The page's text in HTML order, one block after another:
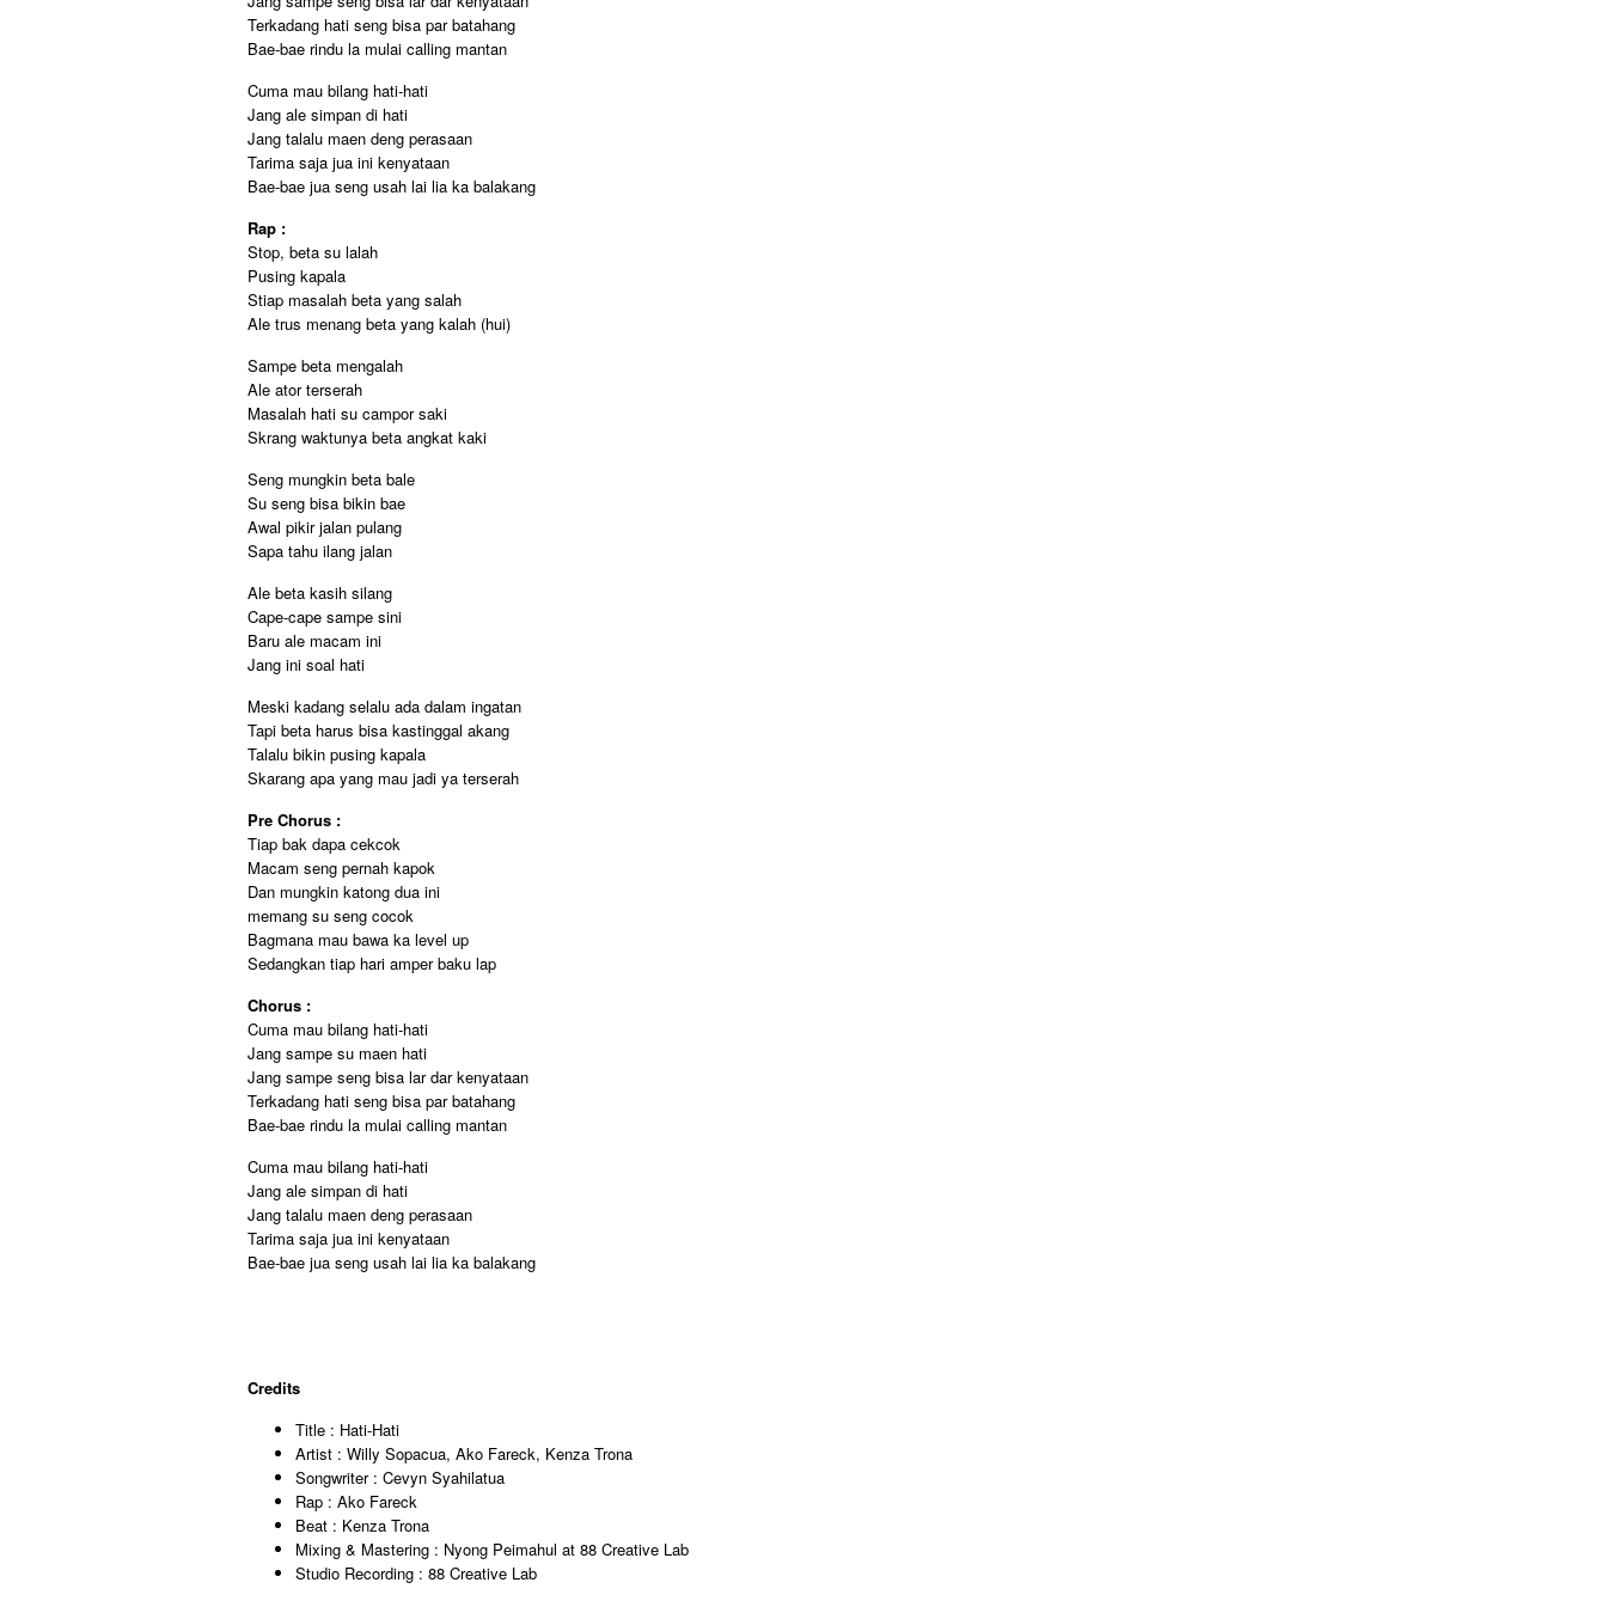
Terkadang hati seng bisa par batahang
Bae-bae rindu la mulai calling mantan
Cuma mau bilang hati-hati
Jang ale simpan di hati
Jang talalu maen deng perasaan
Tarima saja jua ini kenyataan
Bae-bae jua seng usah lai lia ka balakang
Rap :
Stop, beta su lalah
Pusing kapala
Stiap masalah beta yang salah
Ale trus menang beta yang kalah (hui)
Sampe beta mengalah
Ale ator terserah
Masalah hati su campor saki
Skrang waktunya beta angkat kaki
Seng mungkin beta bale
Su seng bisa bikin bae
Awal pikir jalan pulang
Sapa tahu ilang jalan
Ale beta kasih silang
Cape-cape sampe sini
Baru ale macam ini
Jang ini soal hati
Meski kadang selalu ada dalam ingatan
Tapi beta harus bisa kastinggal akang
Talalu bikin pusing kapala
Skarang apa yang mau jadi ya terserah
Pre Chorus :
Tiap bak dapa cekcok
Macam seng pernah kapok
Dan mungkin katong dua ini
memang su seng cocok
Bagmana mau bawa ka level up
Sedangkan tiap hari amper baku lap
Chorus :
Cuma mau bilang hati-hati
Jang sampe su maen hati
Jang sampe seng bisa lar dar kenyataan
Terkadang hati seng bisa par batahang
Bae-bae rindu la mulai calling mantan
Cuma mau bilang hati-hati
Jang ale simpan di hati
Jang talalu maen deng perasaan
Tarima saja jua ini kenyataan
Bae-bae jua seng usah lai lia ka balakang
Credits
Title : Hati-Hati
Artist : Willy Sopacua, Ako Fareck, Kenza Trona
Songwriter : Cevyn Syahilatua
Rap : Ako Fareck
Beat : Kenza Trona
Mixing & Mastering : Nyong Peimahul at 88 Creative Lab
Studio Recording : 88 Creative Lab